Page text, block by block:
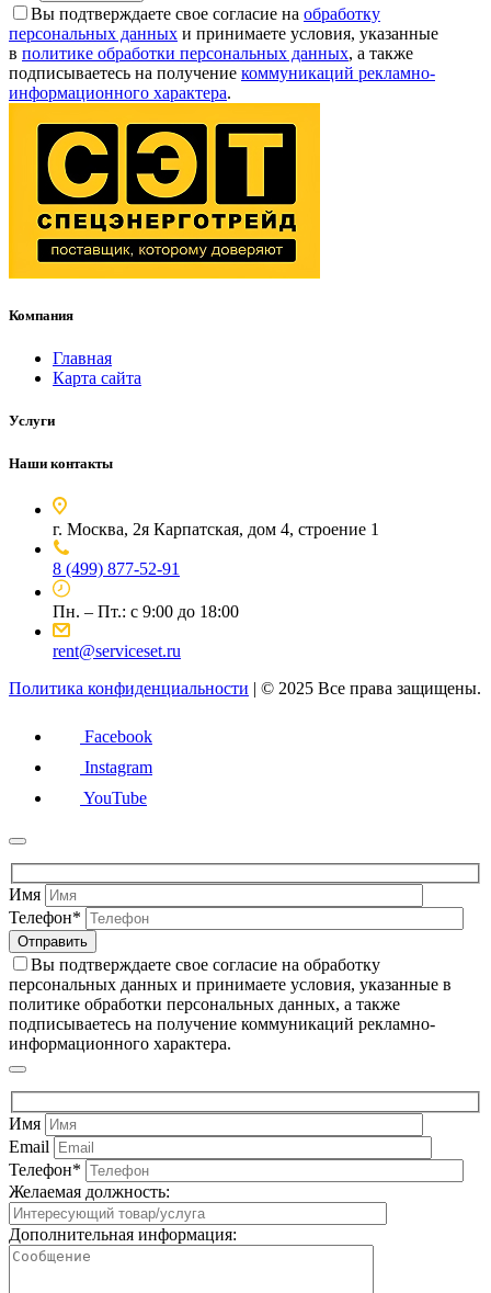
Вы подтверждаете свое согласие на обработку
персональных данных и принимаете условия, указанные
в политике обработки персональных данных, а также
подписываетесь на получение коммуникаций рекламно-
информационного характера.
Компания
Главная
Карта сайта
Услуги
Наши контакты
г. Москва, 2я Карпатская, дом 4, строение 1
8 (499) 877-52-91
Пн. – Пт.: с 9:00 до 18:00
rent@serviceset.ru
Политика конфиденциальности | © 2025 Все права защищены.
Facebook
Instagram
YouTube
Имя
Телефон*
Вы подтверждаете свое согласие на обработку
персональных данных и принимаете условия, указанные в
политике обработки персональных данных, а также
подписываетесь на получение коммуникаций рекламно-
информационного характера.
Имя
Email
Телефон*
Желаемая должность:
Дополнительная информация: